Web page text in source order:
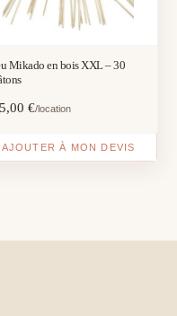
Mikado en bois XXL – 30
€/location
AJOUTER À MON DEVIS